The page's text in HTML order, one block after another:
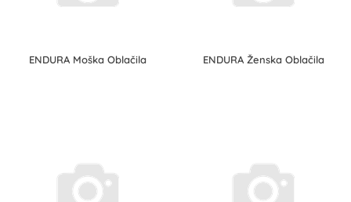
ENDURA Moška Oblačila ENDURA Ženska Oblačila